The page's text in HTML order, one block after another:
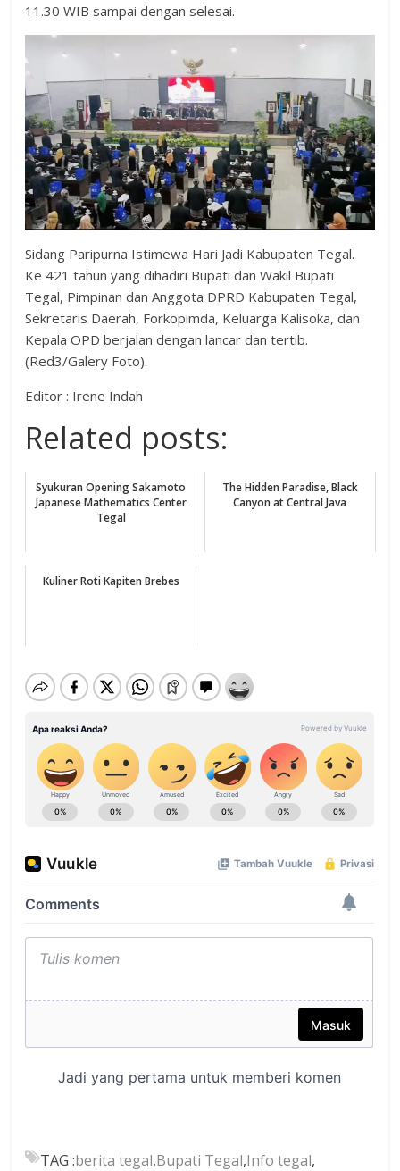
11.30 WIB sampai dengan selesai.
Sidang Paripurna Istimewa Hari Jadi Kabupaten Tegal.
Ke 421 tahun yang dihadiri Bupati dan Wakil Bupati
Tegal, Pimpinan dan Anggota DPRD Kabupaten Tegal,
Sekretaris Daerah, Forkopimda, Keluarga Kalisoka, dan
Kepala OPD berjalan dengan lancar dan tertib.
(Red3/Galery Foto).
Editor : Irene Indah
Related posts:
Syukuran Opening Sakamoto
Japanese Mathematics Center
Tegal
The Hidden Paradise, Black
Canyon at Central Java
Kuliner Roti Kapiten Brebes
TAG :berita tegal,Bupati Tegal,Info tegal,